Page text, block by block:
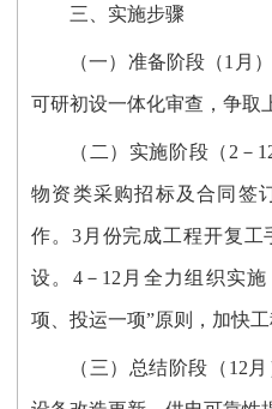
三、实施步骤
（一）准备阶段（1月）
可研初设一体化审查，争取
（二）实施阶段（2－
物资类采购招标及合同签
作。3月份完成工程开复
设。4－12月全力组织实
项、投运一项”原则，加快工
（三）总结阶段（12月